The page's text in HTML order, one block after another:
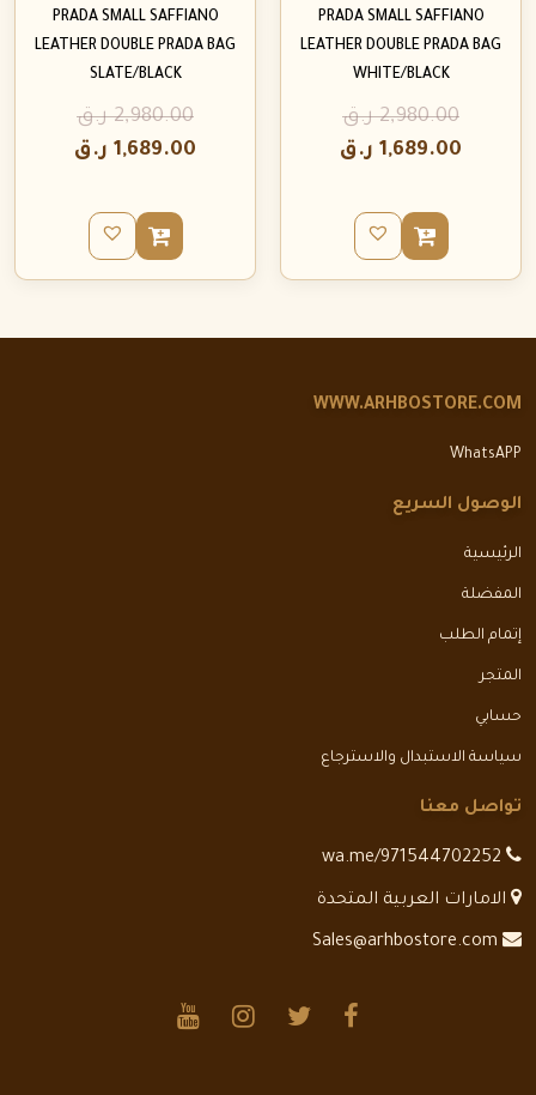
PRADA SMALL SAFFIANO
LEATHER DOUBLE PRADA BAG
WHITE/BLACK
2,980.00 ر.ق
1,689.00 ر.ق
PRADA SMALL SAFFIANO
LEATHER DOUBLE PRADA BAG
SLATE/BLACK
2,980.00 ر.ق
1,689.00 ر.ق
WWW.ARHBOSTORE.COM
WhatsAPP
الوصول السريع
الرئيسية
المفضلة
إتمام الطلب
المتجر
حسابي
سياسة الاستبدال والاسترجاع
تواصل معنا
الامارات العربية المتحدة